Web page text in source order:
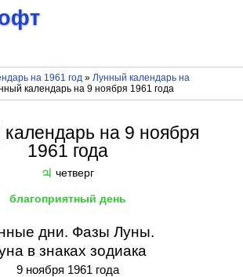
на 1961 год» Лунный календарь на
календарь на 9 ноября 1961 года
на 9 ноября
1961 года
♃ четверг
благоприятный день
дни. Фазы Луны.
в знаках зодиака
9 ноября 1961 года